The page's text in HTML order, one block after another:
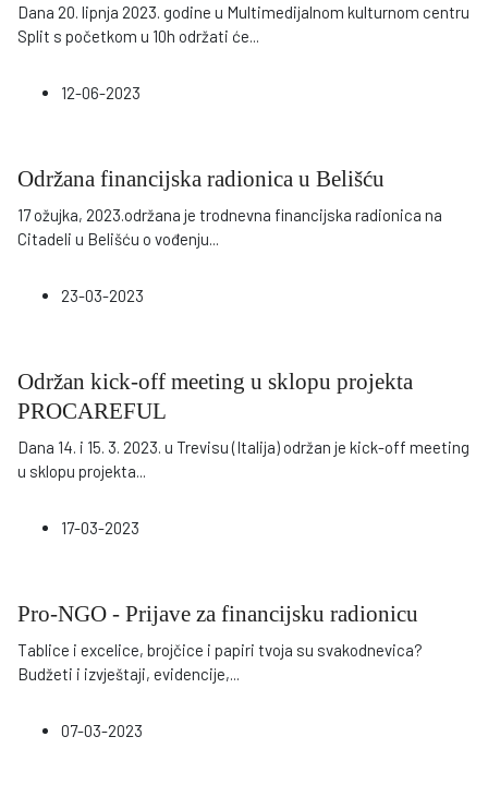
Dana 20. lipnja 2023. godine u Multimedijalnom kulturnom centru
Split s početkom u 10h održati će...
12-06-2023
Održana financijska radionica u Belišću
17 ožujka, 2023.održana je trodnevna financijska radionica na
Citadeli u Belišću o vođenju...
23-03-2023
Održan kick-off meeting u sklopu projekta
PROCAREFUL
Dana 14. i 15. 3. 2023. u Trevisu (Italija) održan je kick-off meeting
u sklopu projekta...
17-03-2023
Pro-NGO - Prijave za financijsku radionicu
Tablice i excelice, brojčice i papiri tvoja su svakodnevica?
Budžeti i izvještaji, evidencije,...
07-03-2023